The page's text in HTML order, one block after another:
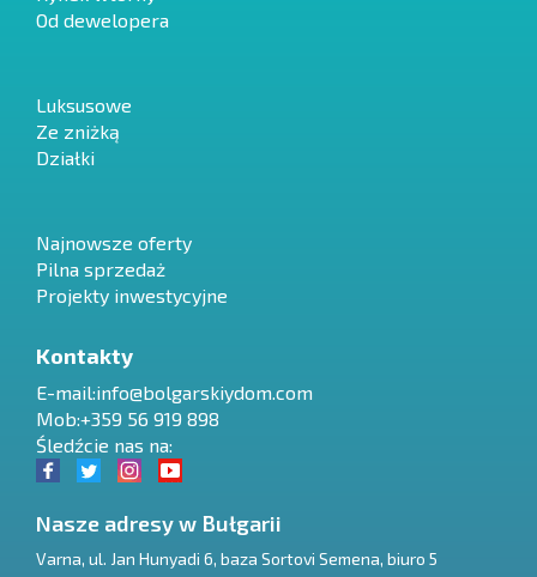
Od dewelopera
Luksusowe
Ze zniżką
Działki
Najnowsze oferty
Pilna sprzedaż
Projekty inwestycyjne
Kontakty
E-mail:info@bolgarskiydom.com
Mob:+359 56 919 898
Śledźcie nas na:
Nasze adresy w Bułgarii
Varna, ul. Jan Hunyadi 6, baza Sortovi Semena, biuro 5